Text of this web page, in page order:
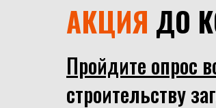
АКЦИЯ ДО
Пройдите опрос
строительству